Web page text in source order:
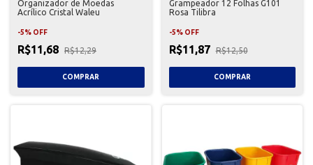
Organizador de Moedas
Acrílico Cristal Waleu
-5% OFF
R$11,68 R$12,29
Grampeador 12 Folhas G101
Rosa Tilibra
-5% OFF
R$11,87 R$12,50